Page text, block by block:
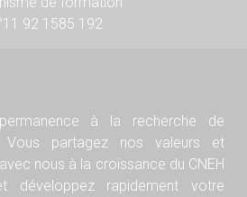
92 1585 192
à la recherche de
Vous partagez nos valeurs et
nous à la croissance du CNEH
développez rapidement votre